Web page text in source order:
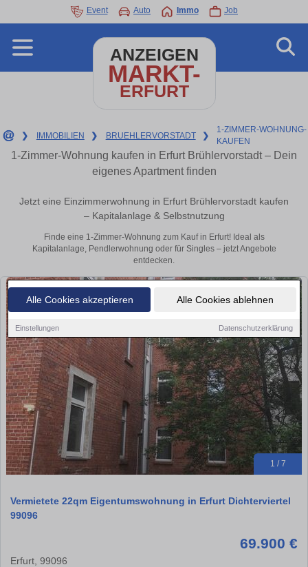
Alle Cookies akzeptieren Alle Cookies ablehnen
Einstellungen Datenschutzerklärung
Event Auto Immo Job
ANZEIGEN
MARKT-
ERFURT
❯ IMMOBILIEN ❯ BRUEHLERVORSTADT ❯
1-ZIMMER-WOHNUNG-
KAUFEN
1-Zimmer-Wohnung kaufen in Erfurt Brühlervorstadt – Dein
eigenes Apartment finden
Jetzt eine Einzimmerwohnung in Erfurt Brühlervorstadt kaufen
– Kapitalanlage & Selbstnutzung
Finde eine 1-Zimmer-Wohnung zum Kauf in Erfurt! Ideal als
Kapitalanlage, Pendlerwohnung oder für Singles – jetzt Angebote
entdecken.
1 / 7
Vermietete 22qm Eigentumswohnung in Erfurt Dichterviertel
99096
69.900 €
Erfurt, 99096